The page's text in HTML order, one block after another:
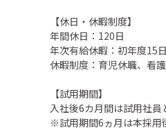
【休日・休暇制度】
年間休日：120日
年次有給休暇：初年度15
休暇制度：育児休職、看
【試用期間】
入社後6カ月間は試用社員
※試用期間6ヵ月は本採用